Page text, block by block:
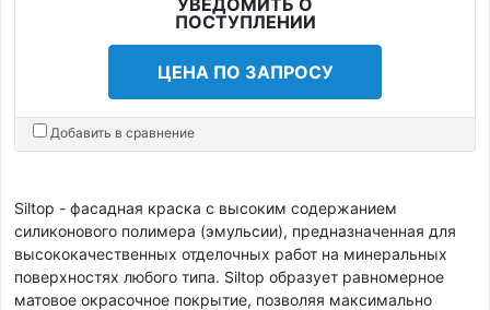
ПОСТУПЛЕНИИ
ЦЕНА ПО ЗАПРОСУ
Добавить в сравнение
Siltop - фасадная краска с высоким содержанием
силиконового полимера (эмульсии), предназначенная для
высококачественных отделочных работ на минеральных
поверхностях любого типа. Siltop образует равномерное
матовое окрасочное покрытие, позволяя максимально